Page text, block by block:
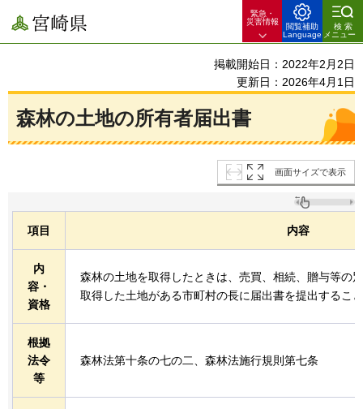
宮崎県
緊急・
災害情報
閲覧補助
Language
検索
メニュー
掲載開始日：2022年2月2日
更新日：2026年4月1日
森林の土地の所有者届出書
画面サイズで表示
項目 内容
内
容・
資格
森林の土地を取得したときは、売買、相続、贈与等の
取得した土地がある市町村の長に届出書を提出するこ
根拠
法令
等
森林法第十条の七の二、森林法施行規則第七条